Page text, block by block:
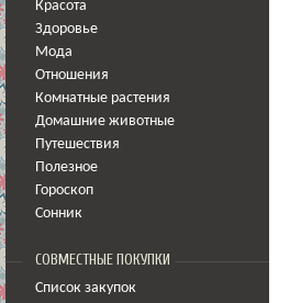
Красота
Здоровье
Мода
Отношения
Комнатные растения
Домашние животные
Путешествия
Полезное
Гороскоп
Сонник
СОВМЕСТНЫЕ ПОКУПКИ
Список закупок